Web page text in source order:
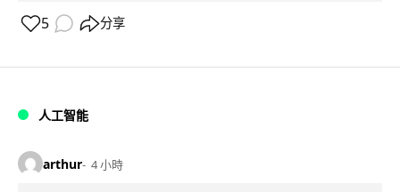
5 分享
人工智能
arthur 4 小時